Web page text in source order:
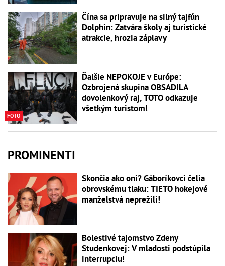
Čína sa pripravuje na silný tajfún
Dolphin: Zatvára školy aj turistické
atrakcie, hrozia záplavy
FOTO
Ďalšie NEPOKOJE v Európe:
Ozbrojená skupina OBSADILA
dovolenkový raj, TOTO odkazuje
všetkým turistom!
PROMINENTI
Skončia ako oni? Gáboríkovci čelia
obrovskému tlaku: TIETO hokejové
manželstvá neprežili!
Bolestivé tajomstvo Zdeny
Studenkovej: V mladosti podstúpila
interrupciu!